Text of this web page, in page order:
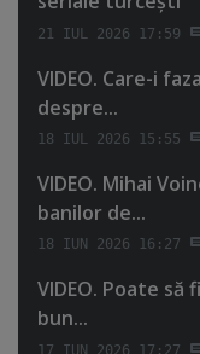
21 IUL 2026 17:59
VIDEO. Care-i
despre...
18 IUL 2026 15:55
VIDEO. Mihai
banilor de...
18 IUN 2026 16:27
VIDEO. Poate să
bun...
17 IUN 2026 17:27